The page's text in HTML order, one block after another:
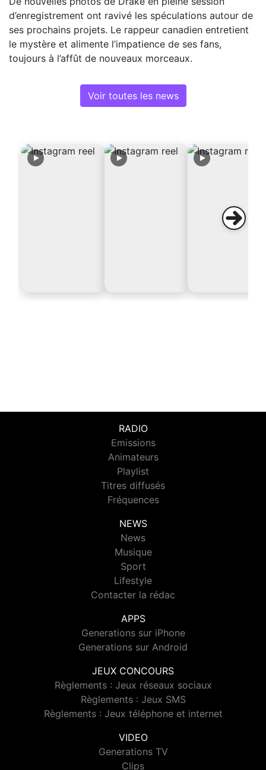
d’enregistrement ont ravivé les spéculations autour de
ses prochains projets. Le rappeur canadien entretient
le mystère et alimente l’impatience de ses fans,
toujours à l’affût de nouveaux morceaux.
Voir toutes les news
RADIO
Emissions
Animateurs
Playlist
Titres diffusés
Fréquences
NEWS
News
Musique
Sport
Lifestyle
Contacter la rédac
APPS
Generations sur iPhone
Generations sur Android
JEUX CONCOURS
Règlements : Jeux réseaux sociaux
Règlements : Jeux SMS
Règlements : Jeux téléphone et internet
VIDEO
Generations TV
Clips